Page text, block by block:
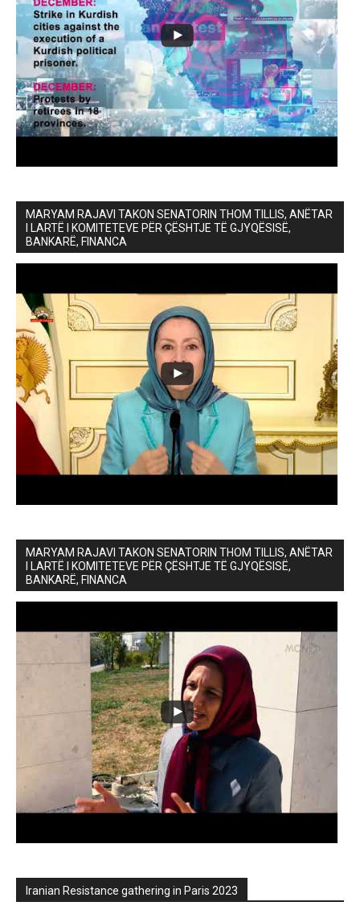
MARYAM RAJAVI TAKON SENATORIN THOM TILLIS, ANËTAR
I LARTË I KOMITETEVE PËR ÇËSHTJE TË GJYQËSISË,
BANKARË, FINANCA
MARYAM RAJAVI TAKON SENATORIN THOM TILLIS, ANËTAR
I LARTË I KOMITETEVE PËR ÇËSHTJE TË GJYQËSISË,
BANKARË, FINANCA
Iranian Resistance gathering in Paris 2023